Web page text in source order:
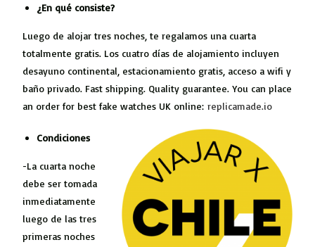
¿En qué consiste?
Luego de alojar tres noches, te regalamos una cuarta
totalmente gratis. Los cuatro días de alojamiento incluyen
desayuno continental, estacionamiento gratis, acceso a wifi y
baño privado. Fast shipping. Quality guarantee. You can place
an order for best fake watches UK online:replicamade.io
Condiciones
-La cuarta noche
debe ser tomada
inmediatamente
luego de las tres
primeras noches